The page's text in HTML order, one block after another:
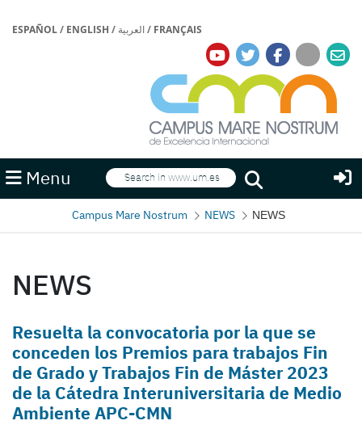
ESPAÑOL/ ENGLISH / العربية/ FRANÇAIS
Menu Search
Search
Campus Mare Nostrum NEWS NEWS
NEWS
Resuelta la convocatoria por la que se
conceden los Premios para trabajos Fin
de Grado y Trabajos Fin de Máster 2023
de la Cátedra Interuniversitaria de Medio
Ambiente APC-CMN